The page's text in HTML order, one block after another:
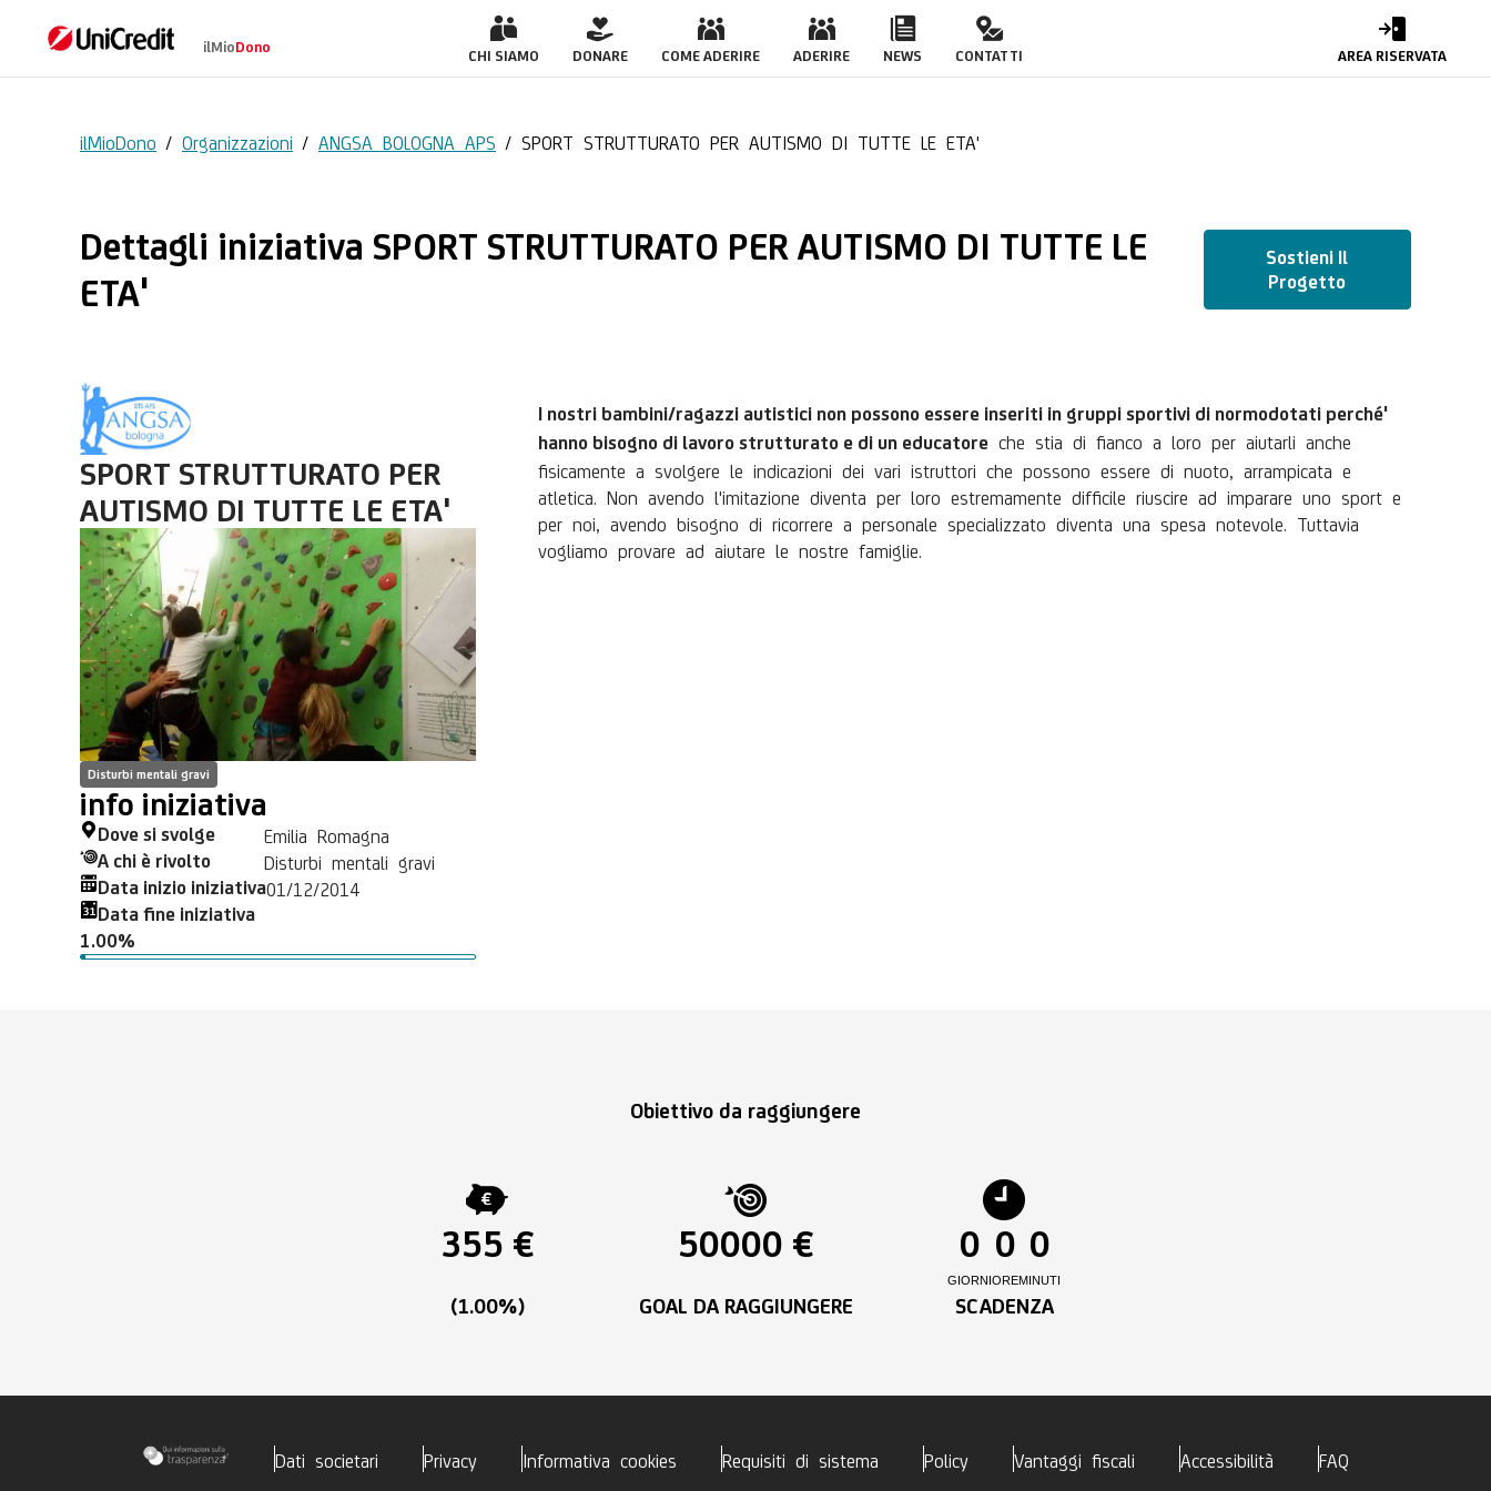
SPORT STRUTTURATO PER AUTISMO DI TUTTE LE ETA'
ilMioDono
CHI SIAMO DONARE COME ADERIRE ADERIRE NEWS CONTATTI AREA RISERVATA
ilMioDono / Organizzazioni / ANGSA BOLOGNA APS / SPORT STRUTTURATO PER AUTISMO DI TUTTE LE ETA'
Dettagli iniziativa SPORT STRUTTURATO PER AUTISMO DI TUTTE LE
ETA'
Sostieni Il
Progetto
SPORT STRUTTURATO PER
AUTISMO DI TUTTE LE ETA'
Disturbi mentali gravi
info iniziativa
Dove si svolge Emilia Romagna
A chi è rivolto Disturbi mentali gravi
Data inizio iniziativa01/12/2014
Data fine iniziativa
1.00%
I nostri bambini/ragazzi autistici non possono essere inseriti in gruppi sportivi di normodotati perché'
hanno bisogno di lavoro strutturato e di un educatore che stia di fianco a loro per aiutarli anche
fisicamente a svolgere le indicazioni dei vari istruttori che possono essere di nuoto, arrampicata e
atletica. Non avendo l'imitazione diventa per loro estremamente difficile riuscire ad imparare uno sport e
per noi, avendo bisogno di ricorrere a personale specializzato diventa una spesa notevole. Tuttavia
vogliamo provare ad aiutare le nostre famiglie.
Obiettivo da raggiungere
355 €
(1.00%)
50000 €
GOAL DA RAGGIUNGERE
0
GIORNI
0
ORE
0
MINUTI
SCADENZA
Dati societari Privacy Informativa cookies Requisiti di sistema Policy Vantaggi fiscali Accessibilità FAQ